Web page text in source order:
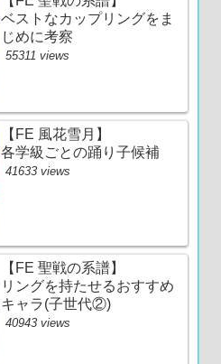
ベストなカップリングをま
じめに考察
55311 views
【FE 風花雪月】
各学級ごとの踊り子候補
41633 views
【FE 聖戦の系譜】
リングを持たせるおすすめ
キャラ(子世代②)
40943 views